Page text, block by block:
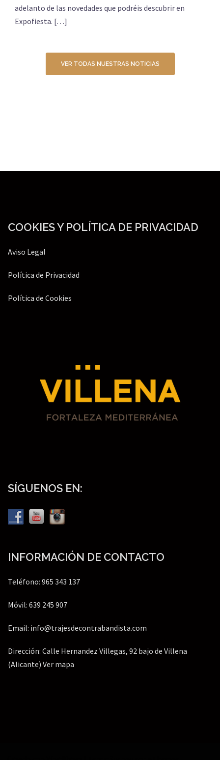
adelanto de las novedades que podréis descubrir en
Expofiesta. […]
VER TODAS NUESTRAS NOTICIAS
COOKIES Y POLÍTICA DE PRIVACIDAD
Aviso Legal
Política de Privacidad
Política de Cookies
SÍGUENOS EN:
INFORMACIÓN DE CONTACTO
Teléfono: 965 343 137
Móvil: 639 245 907
Email: info@trajesdecontrabandista.com
Dirección: Calle Hernandez Villegas, 92 bajo de Villena
(Alicante) Ver mapa